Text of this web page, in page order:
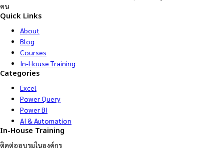
คน
Quick Links
About
Blog
Courses
In-House Training
Categories
Excel
Power Query
Power BI
AI & Automation
In-House Training
ติดต่ออบรมในองค์กร